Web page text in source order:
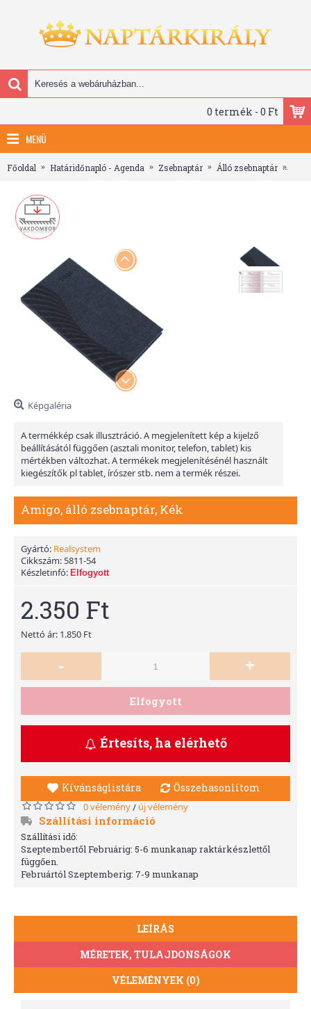
0 termék - 0 Ft
MENÜ
Főoldal Határidőnapló - Agenda Zsebnaptár Álló zsebnaptár
Képgaléria
A termékkép csak illusztráció. A megjelenített kép a kijelző
beállításától függően (asztali monitor, telefon, tablet) kis
mértékben változhat. A termékek megjelenítésénél használt
kiegészítők pl tablet, írószer stb. nem a termék részei.
Amigo, álló zsebnaptár, Kék
Gyártó: Realsystem
Cikkszám: 5811-54
Készletinfó: Elfogyott
2.350 Ft
Nettó ár: 1.850 Ft
- +
Elfogyott
Értesíts, ha elérhető
Kívánságlistára Összehasonlítom
0 vélemény/ új vélemény
Szállítási információ
Szállítási idő:
Szeptembertől Februárig: 5-6 munkanap raktárkészlettől
függően.
Februártól Szeptemberig: 7-9 munkanap
LEÍRÁS
MÉRETEK, TULAJDONSÁGOK
VÉLEMÉNYEK (0)